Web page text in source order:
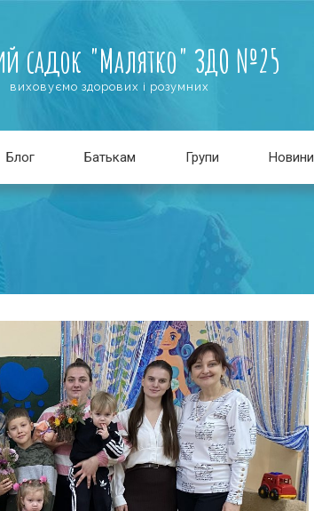
садок "Малятко" ЗДО №25
виховуємо здорових і розумних
Блог Батькам Групи Новини